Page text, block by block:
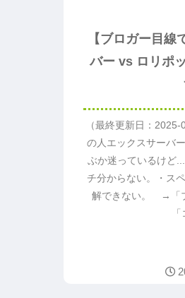
【ブロガー目線
バー vs ロリポ
（最終更新日：
の人エックスサーバ
ぶか迷っているけど
チ分からない。・ス
解できない。 →「